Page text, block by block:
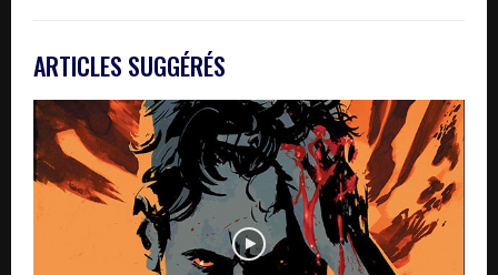
ARTICLES SUGGÉRÉS